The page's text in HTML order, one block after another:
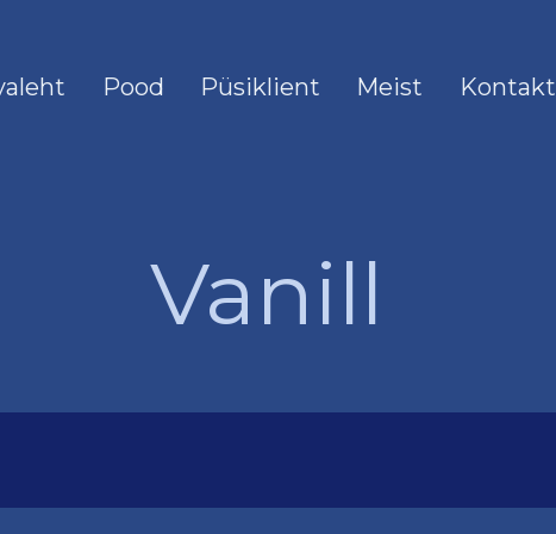
Pood Püsiklient Meist Kontakt
Vanill